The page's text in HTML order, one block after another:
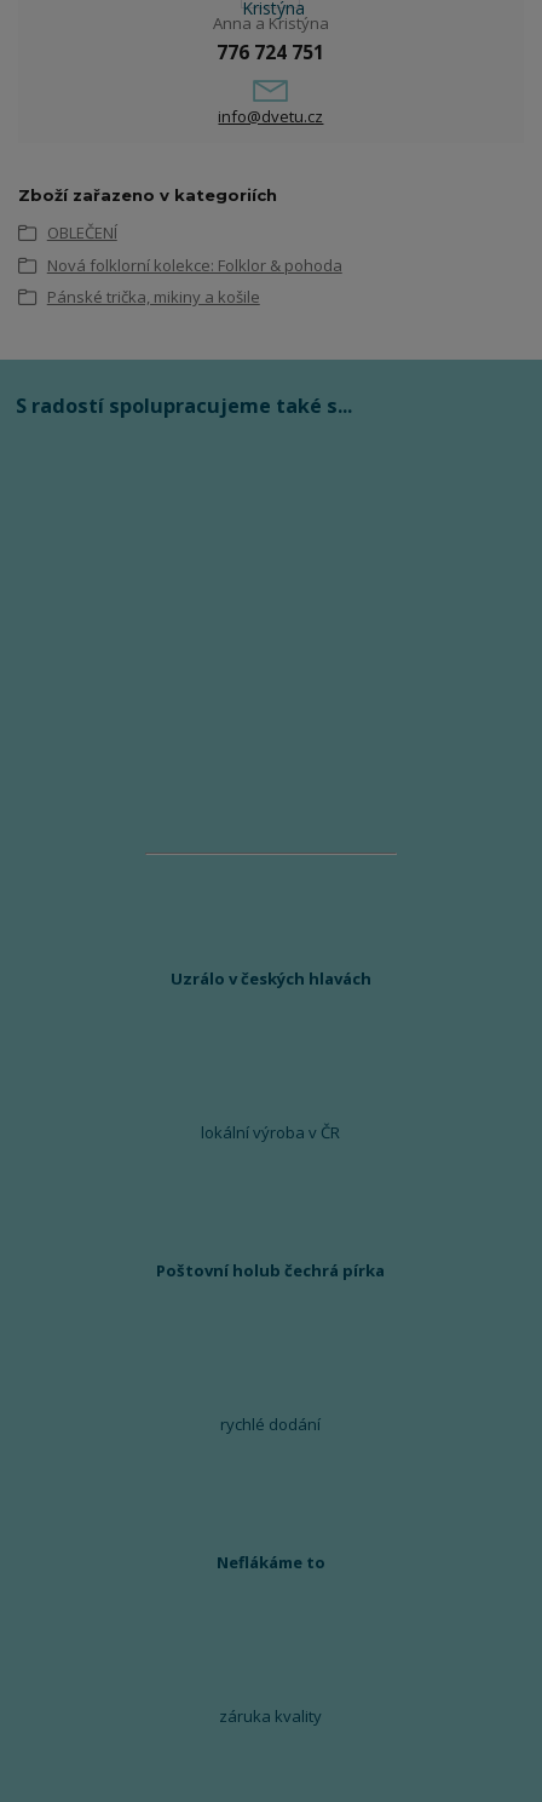
Anna a Kristýna
776 724 751
info@dvetu.cz
Zboží zařazeno v kategoriích
OBLEČENÍ
Nová folklorní kolekce: Folklor & pohoda
Pánské trička, mikiny a košile
S radostí spolupracujeme také s...
Uzrálo v českých hlavách
lokální výroba v ČR
Poštovní holub čechrá pírka
rychlé dodání
Neflákáme to
záruka kvality